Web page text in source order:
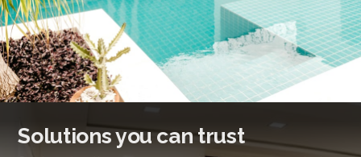
Solutions you can trust